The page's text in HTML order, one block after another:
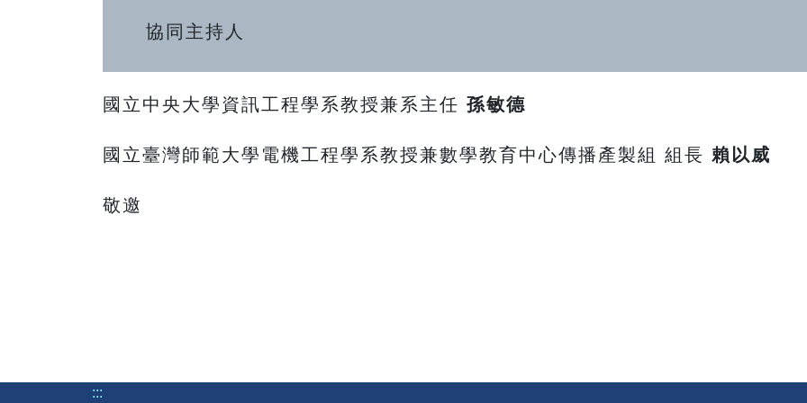
協同主持人
國立中央大學資訊工程學系教授兼系主任 孫敏德
國立臺灣師範大學電機工程學系教授兼數學教育中心傳播產製組 組長 賴以威
敬邀
:::